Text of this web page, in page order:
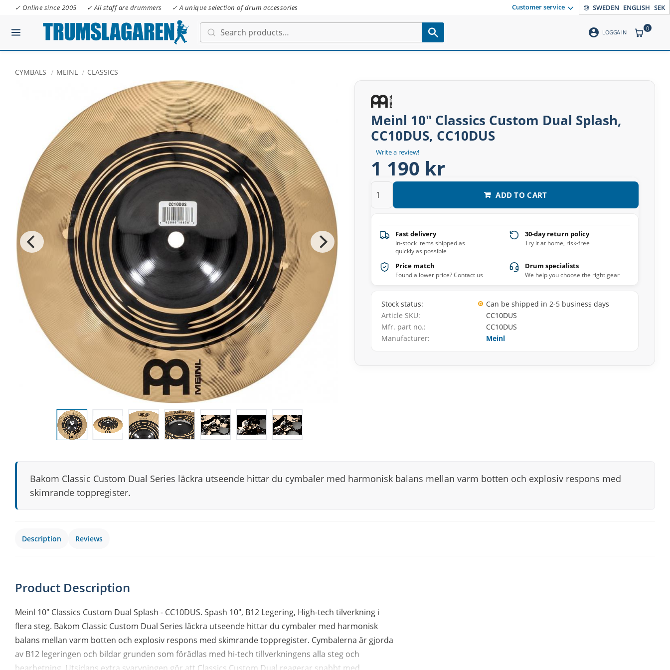
✓ Online since 2005 ✓ All staff are drummers ✓ A unique selection of drum accessories Customer service SWEDEN ENGLISH SEK
account_circle LOGGA IN ITEMS
0
CYMBALS MEINL CLASSICS
Meinl 10" Classics Custom Dual Splash,
CC10DUS, CC10DUS
Write a review!
1 190 kr
ADD TO CART
Fast delivery
In-stock items shipped as
quickly as possible
30-day return policy
Try it at home, risk-free
Price match
Found a lower price? Contact us
Drum specialists
We help you choose the right gear
Stock status
Can be shipped in 2-5 business days
Article SKU
CC10DUS
Mfr. part no.
CC10DUS
Manufacturer
Meinl
Bakom Classic Custom Dual Series läckra utseende hittar du cymbaler med harmonisk balans mellan varm botten och explosiv respons med
skimrande toppregister.
Description Reviews
Product Description
Meinl 10" Classics Custom Dual Splash - CC10DUS. Spash 10", B12 Legering, High-tech tilverkning i
flera steg. Bakom Classic Custom Dual Series läckra utseende hittar du cymbaler med harmonisk
balans mellan varm botten och explosiv respons med skimrande toppregister. Cymbalerna är gjorda
av B12 legeringen och bildar grunden som förädlas med hi-tech tillverkningens alla steg och